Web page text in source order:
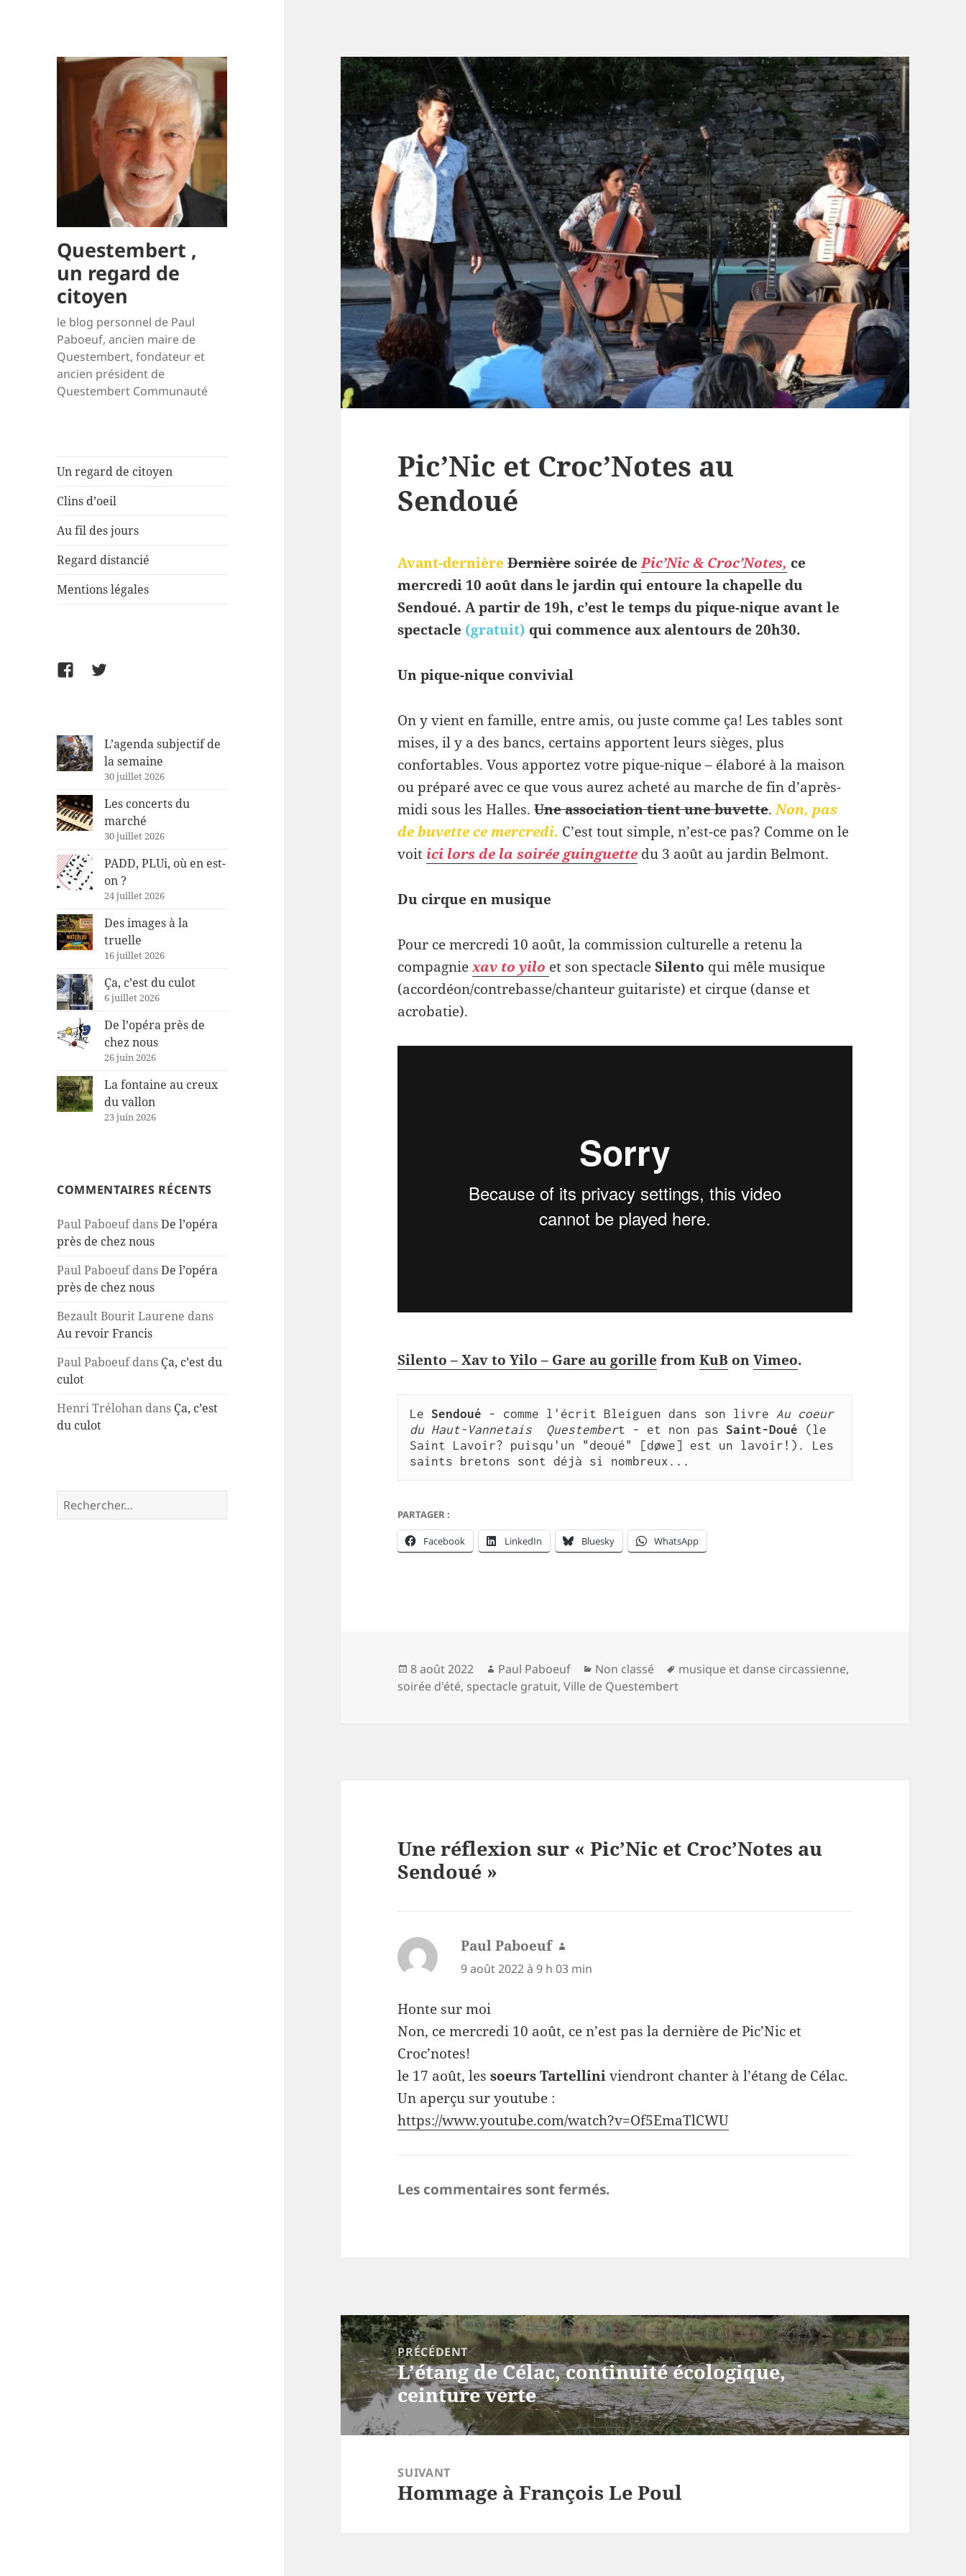
Questembert ,
un regard de
citoyen
le blog personnel de Paul
Paboeuf, ancien maire de
Questembert, fondateur et
ancien président de
Questembert Communauté
Un regard de citoyen
Clins d’oeil
Au fil des jours
Regard distancié
Mentions légales
FacebookTwitter
L’agenda subjectif de
la semaine
30 juillet 2026
Les concerts du
marché
30 juillet 2026
PADD, PLUi, où en est-
on ?
24 juillet 2026
Des images à la
truelle
16 juillet 2026
Ça, c’est du culot
6 juillet 2026
De l’opéra près de
chez nous
26 juin 2026
La fontaine au creux
du vallon
23 juin 2026
COMMENTAIRES RÉCENTS
Paul PaboeufdansDe l’opéra
près de chez nous
Paul PaboeufdansDe l’opéra
près de chez nous
Bezault Bourit Laurene dans
Au revoir Francis
Paul Paboeufdans Ça, c’est du
culot
Henri Trélohan dans Ça, c’est
du culot
Rechercher :
Pic’Nic et Croc’Notes au
Sendoué
Avant-dernièreDernièresoirée dePic’Nic & Croc’Notes, ce
mercredi 10 août dans le jardin qui entoure la chapelle du
Sendoué. A partir de 19h, c’est le temps du pique-nique avant le
spectacle (gratuit) qui commence aux alentours de 20h30.
Un pique-nique convivial
On y vient en famille, entre amis, ou juste comme ça! Les tables sont
mises, il y a des bancs, certains apportent leurs sièges, plus
confortables. Vous apportez votre pique-nique – élaboré à la maison
ou préparé avec ce que vous aurez acheté au marche de fin d’après-
midi sous les Halles.Une association tient une buvette.Non, pas
de buvette ce mercredi. C’est tout simple, n’est-ce pas? Comme on le
voit ici lors de la soirée guinguette du 3 août au jardin Belmont.
Du cirque en musique
Pour ce mercredi 10 août, la commission culturelle a retenu la
compagniexav to yilo et son spectacleSilento qui mêle musique
(accordéon/contrebasse/chanteur guitariste) et cirque (danse et
acrobatie).
Silento – Xav to Yilo – Gare au gorille fromKuB onVimeo.
Le Sendoué - comme l'écrit Bleiguen dans son livre Au coeur
du Haut-Vannetais  Questembert - et non pas Saint-Doué (le
Saint Lavoir? puisqu'un "deoué" [døwe] est un lavoir!). Les
saints bretons sont déjà si nombreux...
PARTAGER :
Facebook LinkedIn Bluesky WhatsApp
Publié
le
8 août 2022 Auteur
Paul Paboeuf Catégories
Non classé
Mots-
clés
musique et danse circassienne,
soirée d'été, spectacle gratuit,Ville de Questembert
Une réflexion sur « Pic’Nic et Croc’Notes au
Sendoué »
Paul Paboeuf dit :
9 août 2022 à 9 h 03 min
Honte sur moi
Non, ce mercredi 10 août, ce n’est pas la dernière de Pic’Nic et
Croc’notes!
le 17 août, lessoeurs Tartelliniviendront chanter à l’étang de Célac.
Un aperçu sur youtube :
https://www.youtube.com/watch?v=Of5EmaTlCWU
Les commentaires sont fermés.
Navigation
de
l’article
PRÉCÉDENT
Article
précédent :
L’étang de Célac, continuité écologique,
ceinture verte
SUIVANT
Article
Hommage à François Le Poul